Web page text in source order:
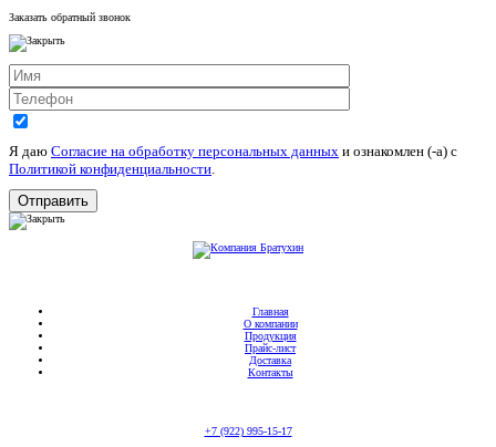
Заказать обратный звонок
Я даю Согласие на обработку персональных данных и ознакомлен (-а) c
Политикой конфиденциальности.
Главная
О компании
Продукция
Прайс-лист
Доставка
Контакты
+7 (922) 995-15-17